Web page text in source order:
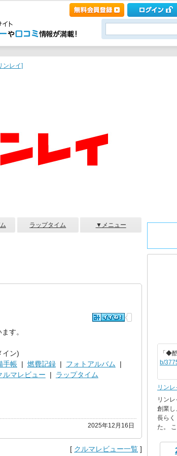
ンレイ]
ラップタイム ▼メニュー
す。
イン)
手帳| 燃費記録| フォトアルバム
|
ルマレビュー | ラップタイム
2025年12月16日
[ クルマレビュー一覧 ]
「◆
b/
リンレ
リン
創業し
長らく
た。